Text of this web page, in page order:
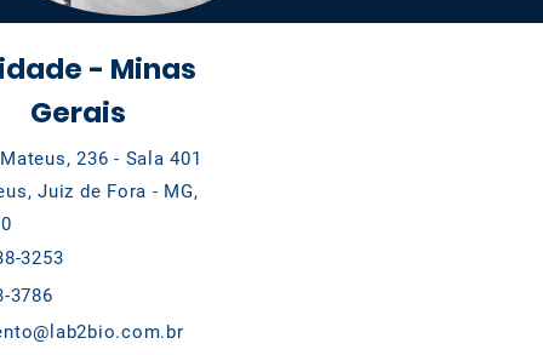
- Minas
Gerais
236 - Sala 401
Juiz de Fora - MG,
3253
3786